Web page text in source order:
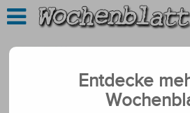
Entdecke